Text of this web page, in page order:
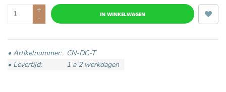
+
-
IN WINKELWAGEN
• Artikelnummer:
CN-DC-T
• Levertijd:
1 a 2 werkdagen